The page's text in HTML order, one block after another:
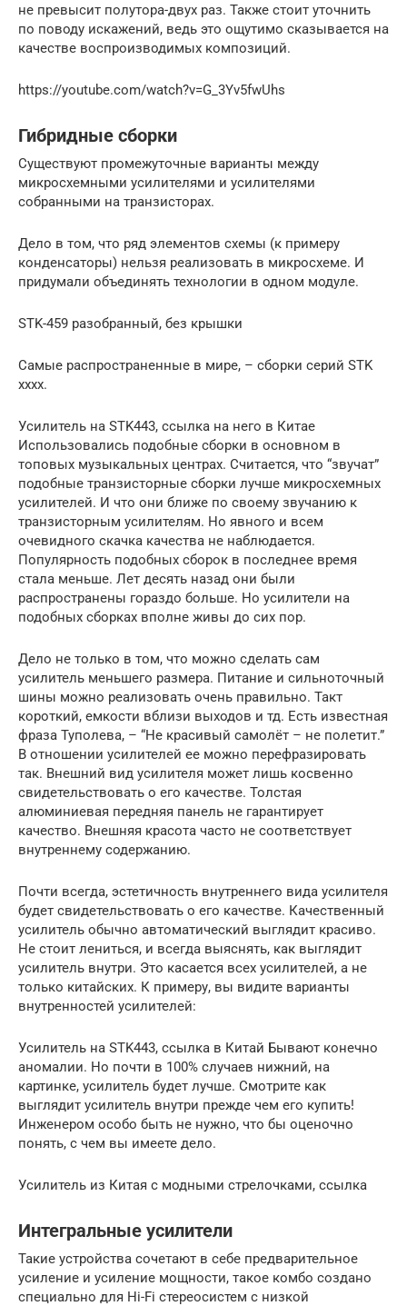
не превысит полутора-двух раз. Также стоит уточнить
по поводу искажений, ведь это ощутимо сказывается на
качестве воспроизводимых композиций.
https://youtube.com/watch?v=G_3Yv5fwUhs
Гибридные сборки
Существуют промежуточные варианты между
микросхемными усилителями и усилителями
собранными на транзисторах.
Дело в том, что ряд элементов схемы (к примеру
конденсаторы) нельзя реализовать в микросхеме. И
придумали объединять технологии в одном модуле.
STK-459 разобранный, без крышки
Самые распространенные в мире, – сборки серий STK
хххх.
Усилитель на STK443, ссылка на него в Китае
Использовались подобные сборки в основном в
топовых музыкальных центрах. Считается, что “звучат”
подобные транзисторные сборки лучше микросхемных
усилителей. И что они ближе по своему звучанию к
транзисторным усилителям. Но явного и всем
очевидного скачка качества не наблюдается.
Популярность подобных сборок в последнее время
стала меньше. Лет десять назад они были
распространены гораздо больше. Но усилители на
подобных сборках вполне живы до сих пор.
Дело не только в том, что можно сделать сам
усилитель меньшего размера. Питание и сильноточный
шины можно реализовать очень правильно. Такт
короткий, емкости вблизи выходов и тд. Есть известная
фраза Туполева, – “Не красивый самолёт – не полетит.”
В отношении усилителей ее можно перефразировать
так. Внешний вид усилителя может лишь косвенно
свидетельствовать о его качестве. Толстая
алюминиевая передняя панель не гарантирует
качество. Внешняя красота часто не соответствует
внутреннему содержанию.
Почти всегда, эстетичность внутреннего вида усилителя
будет свидетельствовать о его качестве. Качественный
усилитель обычно автоматический выглядит красиво.
Не стоит лениться, и всегда выяснять, как выглядит
усилитель внутри. Это касается всех усилителей, а не
только китайских. К примеру, вы видите варианты
внутренностей усилителей:
Усилитель на STK443, ссылка в Китай Бывают конечно
аномалии. Но почти в 100% случаев нижний, на
картинке, усилитель будет лучше. Смотрите как
выглядит усилитель внутри прежде чем его купить!
Инженером особо быть не нужно, что бы оценочно
понять, с чем вы имеете дело.
Усилитель из Китая с модными стрелочками, ссылка
Интегральные усилители
Такие устройства сочетают в себе предварительное
усиление и усиление мощности, такое комбо создано
специально для Hi-Fi стереосистем с низкой